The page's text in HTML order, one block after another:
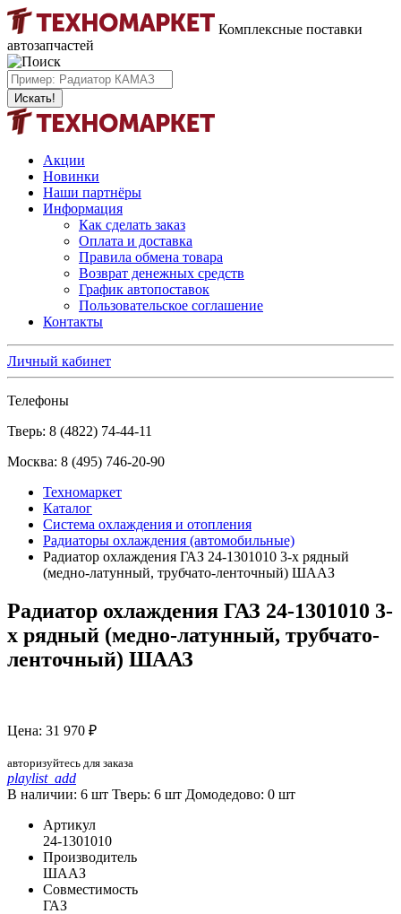
Комплексные поставки
автозапчастей
Искать!
Акции
Новинки
Наши партнёры
Информация
Как сделать заказ
Оплата и доставка
Правила обмена товара
Возврат денежных средств
График автопоставок
Пользовательское соглашение
Контакты
Личный кабинет
Телефоны
Тверь: 8 (4822) 74-44-11
Москва: 8 (495) 746-20-90
Техномаркет
Каталог
Система охлаждения и отопления
Радиаторы охлаждения (автомобильные)
Радиатор охлаждения ГАЗ 24-1301010 3-х рядный
(медно-латунный, трубчато-ленточный) ШААЗ
Радиатор охлаждения ГАЗ 24-1301010 3-
х рядный (медно-латунный, трубчато-
ленточный) ШААЗ
Цена: 31 970 ₽
авторизуйтесь для заказа
playlist_add
В наличии: 6 шт Тверь: 6 шт Домодедово: 0 шт
Артикул
24-1301010
Производитель
ШААЗ
Совместимость
ГАЗ